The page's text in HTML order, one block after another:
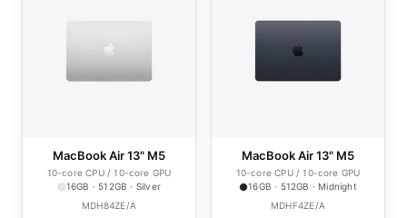
MacBook Air 13" M5
10-core CPU / 10-core GPU
16GB · 512GB · Silver
MDH84ZE/A
MacBook Air 13" M5
10-core CPU / 10-core GPU
16GB · 512GB · Midnight
MDHF4ZE/A